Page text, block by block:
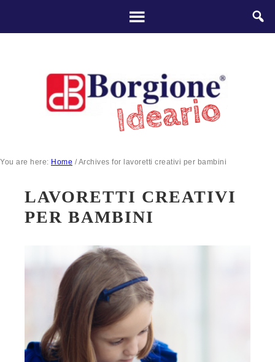
You are here: Home /Archives for lavoretti creativi per bambini
LAVORETTI CREATIVI
PER BAMBINI